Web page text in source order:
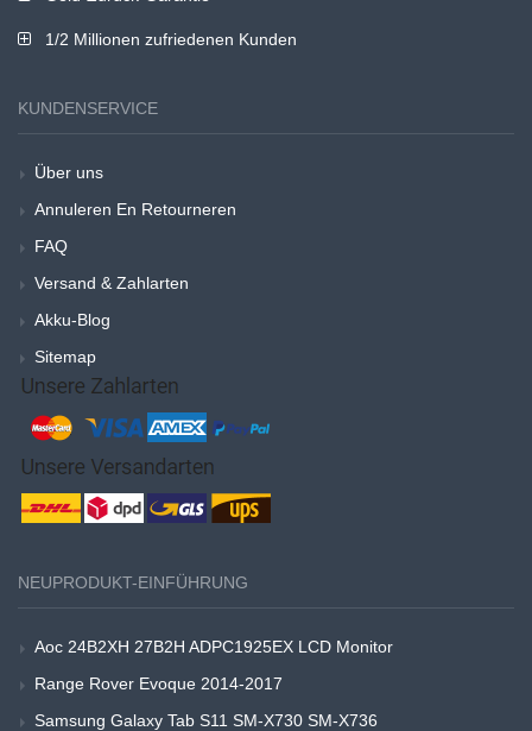
1/2 Millionen zufriedenen Kunden
KUNDENSERVICE
Über uns
Annuleren En Retourneren
FAQ
Versand & Zahlarten
Akku-Blog
Sitemap
NEUPRODUKT-EINFÜHRUNG
Aoc 24B2XH 27B2H ADPC1925EX LCD Monitor
Range Rover Evoque 2014-2017
Samsung Galaxy Tab S11 SM-X730 SM-X736